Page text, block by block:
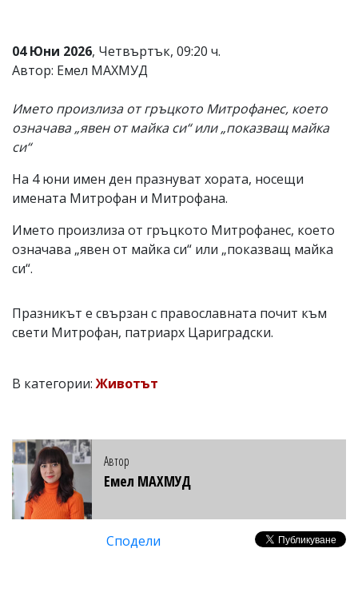
статиите
се
въвеждат
читателите
и
редакцията
не
отговорност
тях!
откриете
обиден
вас
сигнализирайте
ни!
04 Юни 2026, Четвъртък, 09:20 ч.
Автор: Емел МАХМУД
Името произлиза от гръцкото Митрофанес, което
означава „явен от майка си“ или „показващ майка
си“
На 4 юни имен ден празнуват хората, носещи
имената Митрофан и Митрофана.
Името произлиза от гръцкото Митрофанес, което
означава „явен от майка си“ или „показващ майка
си“.
Празникът е свързан с православната почит към
свети Митрофан, патриарх Цариградски.
В категории:Животът
Автор
Емел МАХМУД
Сподели